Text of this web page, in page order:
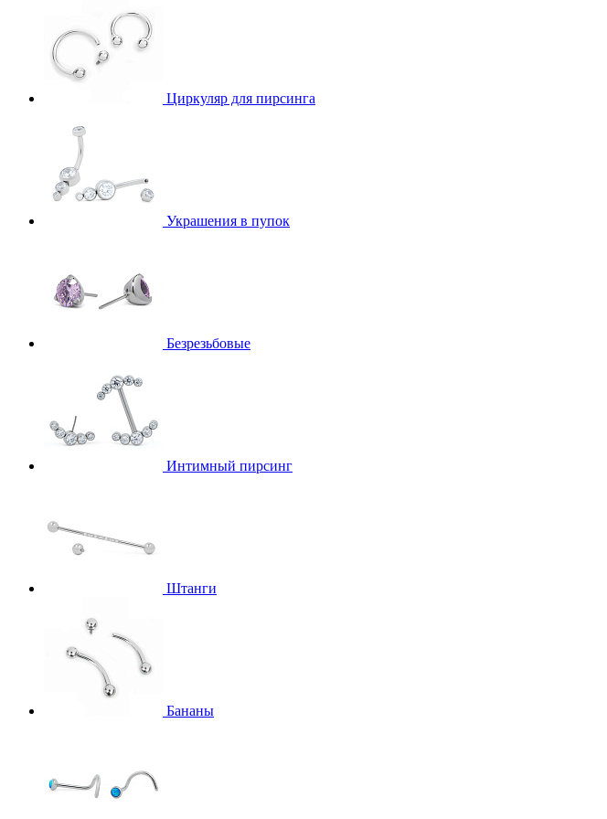
Циркуляр для пирсинга
Украшения в пупок
Безрезьбовые
Интимный пирсинг
Штанги
Бананы